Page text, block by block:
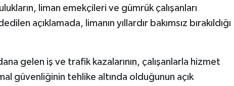
liman emekçileri ve gümrük çalışanları
açıklamada, limanın yıllardır bakımsız bırakıldığı
gelen iş ve trafik kazalarının, çalışanlarla hizmet
güvenliğinin tehlike altında olduğunun açık